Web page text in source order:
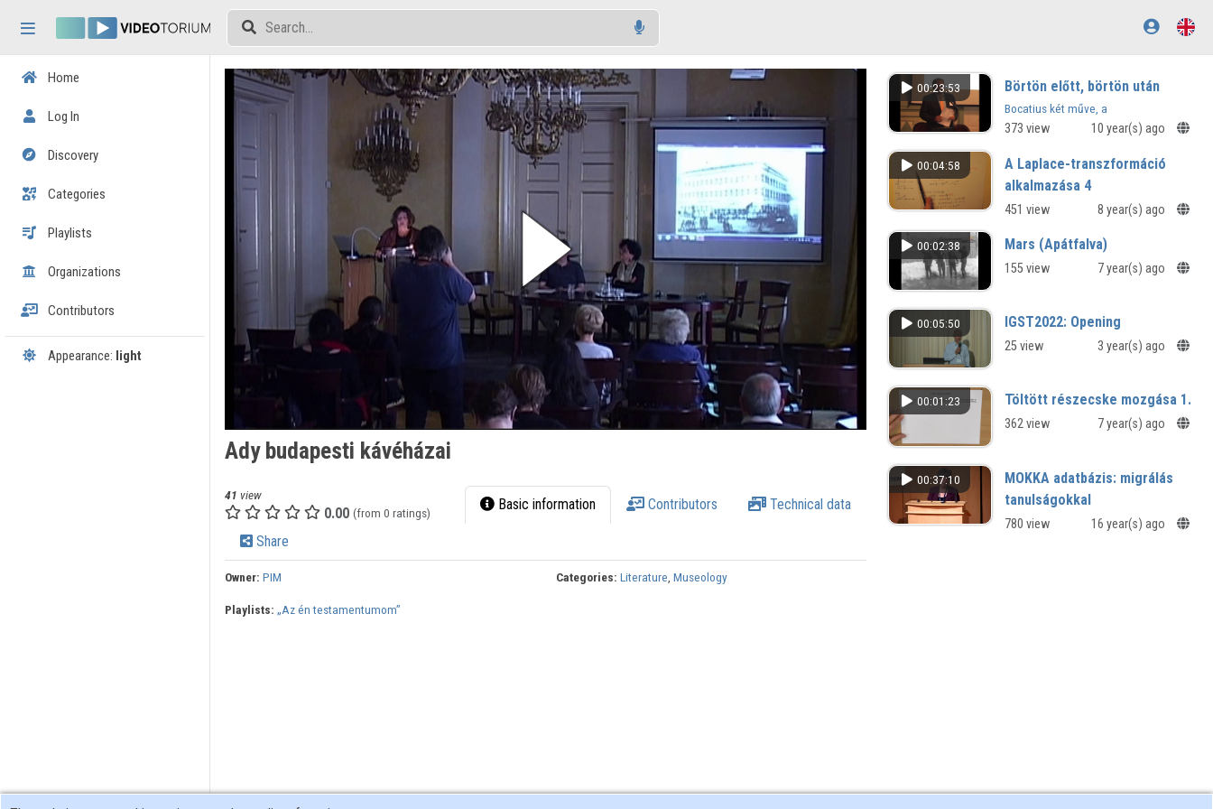
Home
Log In
Discovery
Categories
Playlists
Organizations
Contributors
Appearance: light
Ady budapesti kávéházai
41 view
0.00 (from 0 ratings) Basic information Contributors Technical data
Share
Owner: PIM Categories: Literature,Museology
Playlists: „Az én testamentumom”
00:23:53 Börtön előtt, börtön után
Bocatius két műve, a
Hungaroteutomachia és az Olympias
373 view 10 year(s) ago
00:04:58
A Laplace-transzformáció
alkalmazása 4
451 view 8 year(s) ago
00:02:38 Mars (Apátfalva)
155 view 7 year(s) ago
00:05:50 IGST2022: Opening
25 view 3 year(s) ago
00:01:23 Töltött részecske mozgása 1.
362 view 7 year(s) ago
00:37:10
MOKKA adatbázis: migrálás
tanulságokkal
780 view 16 year(s) ago